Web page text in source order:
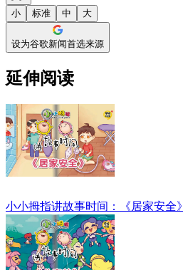
小 标准 中 大
设为谷歌新闻首选来源
延伸阅读
小小拇指讲故事时间：《居家安全》